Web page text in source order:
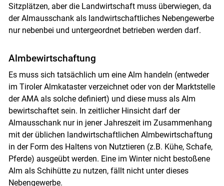
Skip to main content
Sitzplätzen, aber die Landwirtschaft muss überwiegen, da
der Almausschank als landwirtschaftliches Nebengewerbe
nur nebenbei und untergeordnet betrieben werden darf.
Almbewirtschaftung
Es muss sich tatsächlich um eine Alm handeln (entweder
im Tiroler Almkataster verzeichnet oder von der Marktstelle
der AMA als solche definiert) und diese muss als Alm
bewirtschaftet sein. In zeitlicher Hinsicht darf der
Almausschank nur in jener Jahreszeit im Zusammenhang
mit der üblichen landwirtschaftlichen Almbewirtschaftung
in der Form des Haltens von Nutztieren (z.B. Kühe, Schafe,
Pferde) ausgeübt werden. Eine im Winter nicht bestoßene
Alm als Schihütte zu nutzen, fällt nicht unter dieses
Nebengewerbe.